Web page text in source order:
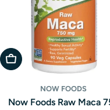
Lisa Ostukorvi
NOW FOODS
Now Foods Raw Maca